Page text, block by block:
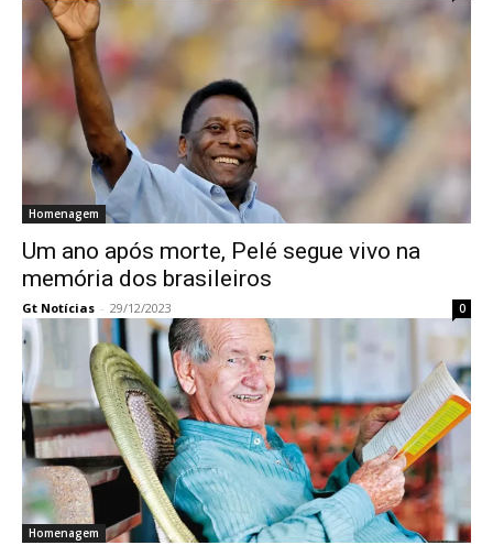
Homenagem
Um ano após morte, Pelé segue vivo na
memória dos brasileiros
Gt Notícias - 29/12/2023 0
Homenagem